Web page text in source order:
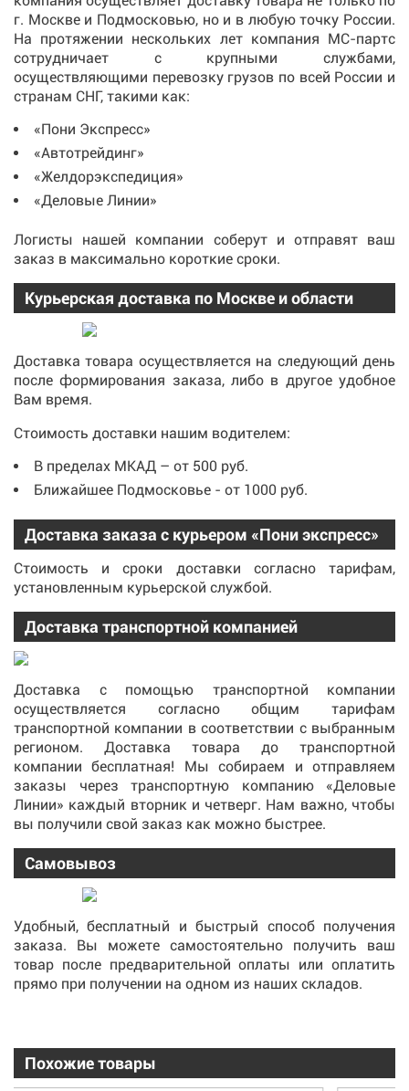
г. Москве и Подмосковью, но и в любую точку России.
На протяжении нескольких лет компания МС-партс
сотрудничает с крупными службами,
осуществляющими перевозку грузов по всей России и
странам СНГ, такими как:
«Пони Экспресс»
«Автотрейдинг»
«Желдорэкспедиция»
«Деловые Линии»
Логисты нашей компании соберут и отправят ваш
заказ в максимально короткие сроки.
Курьерская доставка по Москве и области
Доставка товара осуществляется на следующий день
после формирования заказа, либо в другое удобное
Вам время.
Стоимость доставки нашим водителем:
В пределах МКАД – от 500 руб.
Ближайшее Подмосковье - от 1000 руб.
Доставка заказа с курьером «Пони экспресс»
Стоимость и сроки доставки согласно тарифам,
установленным курьерской службой.
Доставка транспортной компанией
Доставка с помощью транспортной компании
осуществляется согласно общим тарифам
транспортной компании в соответствии с выбранным
регионом. Доставка товара до транспортной
компании бесплатная! Мы собираем и отправляем
заказы через транспортную компанию «Деловые
Линии» каждый вторник и четверг. Нам важно, чтобы
вы получили свой заказ как можно быстрее.
Самовывоз
Удобный, бесплатный и быстрый способ получения
заказа. Вы можете самостоятельно получить ваш
товар после предварительной оплаты или оплатить
прямо при получении на одном из наших складов.
Похожие товары